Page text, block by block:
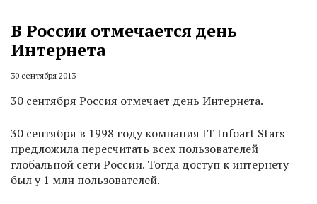
В России отмечается день
Интернета
30 сентября 2013
30 сентября Россия отмечает день Интернета.
30 сентября в 1998 году компания IT Infoart Stars
предложила пересчитать всех пользователей
глобальной сети России. Тогда доступ к интернету
был у 1 млн пользователей.